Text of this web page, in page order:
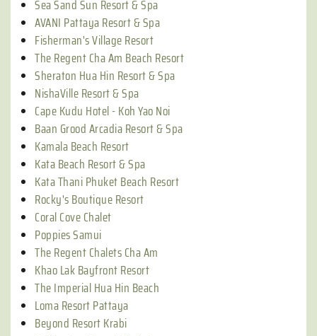
Sea Sand Sun Resort & Spa
AVANI Pattaya Resort & Spa
Fisherman's Village Resort
The Regent Cha Am Beach Resort
Sheraton Hua Hin Resort & Spa
NishaVille Resort & Spa
Cape Kudu Hotel - Koh Yao Noi
Baan Grood Arcadia Resort & Spa
Kamala Beach Resort
Kata Beach Resort & Spa
Kata Thani Phuket Beach Resort
Rocky's Boutique Resort
Coral Cove Chalet
Poppies Samui
The Regent Chalets Cha Am
Khao Lak Bayfront Resort
The Imperial Hua Hin Beach
Loma Resort Pattaya
Beyond Resort Krabi